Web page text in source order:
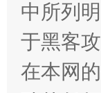
站台
中所列
于黑客
在本网